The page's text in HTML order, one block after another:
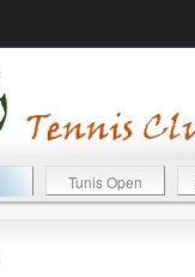
Tunis Open